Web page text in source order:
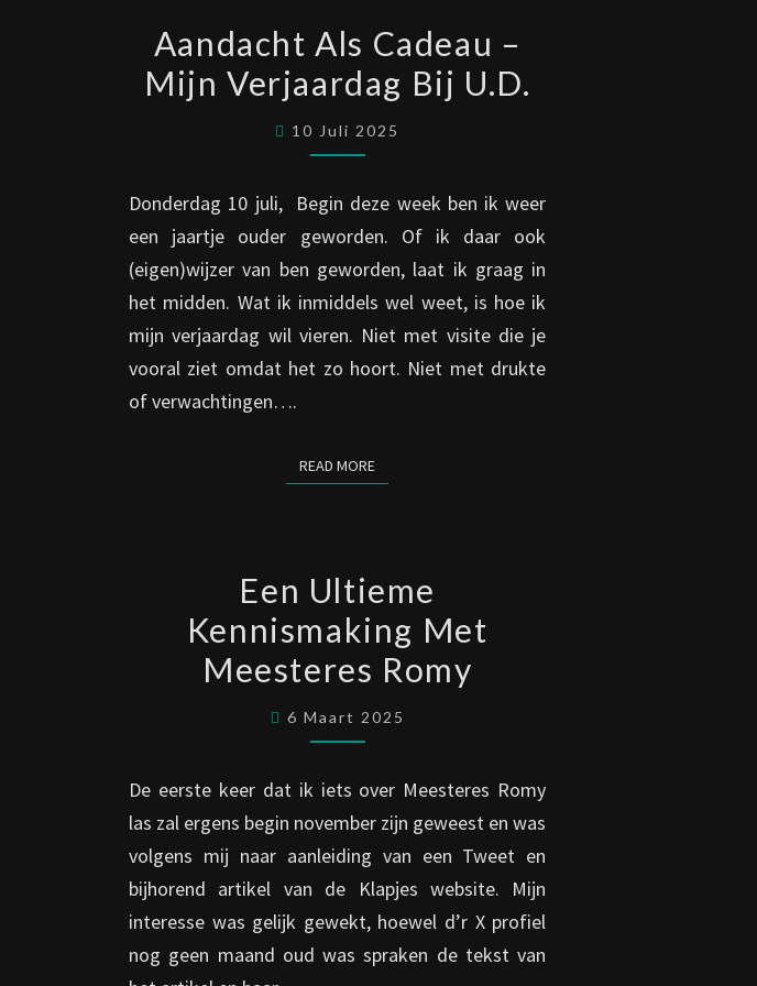
ALS
CADEAU
MIJN
BIJ
U.D.
Aandacht Als Cadeau –
Mijn Verjaardag Bij U.D.
10 Juli 2025
Donderdag 10 juli, Begin deze week ben ik weer
een jaartje ouder geworden. Of ik daar ook
(eigen)wijzer van ben geworden, laat ik graag in
het midden. Wat ik inmiddels wel weet, is hoe ik
mijn verjaardag wil vieren. Niet met visite die je
vooral ziet omdat het zo hoort. Niet met drukte
of verwachtingen….
READ MOREREAD MORE
ULTIEME
KENNISMAKING
MET
MEESTERES
ROMY
Een Ultieme
Kennismaking Met
Meesteres Romy
6 Maart 2025
De eerste keer dat ik iets over Meesteres Romy
las zal ergens begin november zijn geweest en was
volgens mij naar aanleiding van een Tweet en
bijhorend artikel van de Klapjes website. Mijn
interesse was gelijk gewekt, hoewel d’r X profiel
nog geen maand oud was spraken de tekst van